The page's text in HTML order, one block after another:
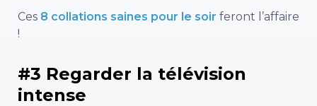
Ces 8 collations saines pour le soir feront l’affaire
!
#3 Regarder la télévision
intense